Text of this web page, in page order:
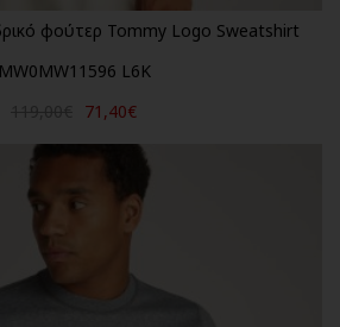
φούτερ Tommy Logo Sweatshirt
MW0MW11596 L6K
71,40€